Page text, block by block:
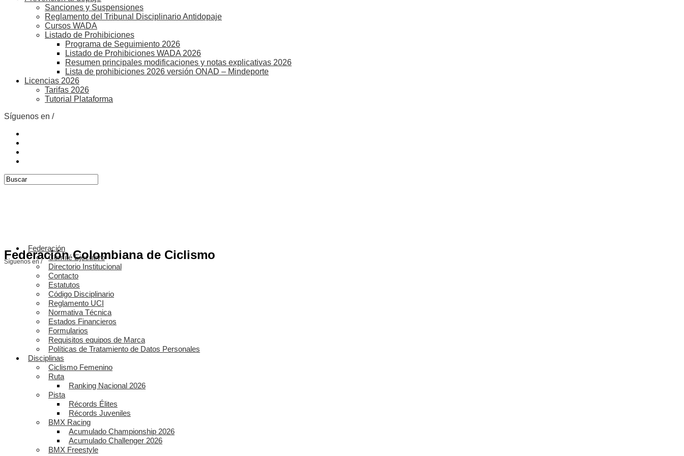
Sanciones y Suspensiones
Reglamento del Tribunal Disciplinario Antidopaje
Cursos WADA
Listado de Prohibiciones
Programa de Seguimiento 2026
Listado de Prohibiciones WADA 2026
Resumen principales modificaciones y notas explicativas 2026
Lista de prohibiciones 2026 versión ONAD – Mindeporte
Licencias 2026
Tarifas 2026
Tutorial Plataforma
Síguenos en /
Federación Colombiana de Ciclismo
Síguenos en /
Federación
Comité Ejecutivo
Directorio Institucional
Contacto
Estatutos
Código Disciplinario
Reglamento UCI
Normativa Técnica
Estados Financieros
Formularios
Requisitos equipos de Marca
Políticas de Tratamiento de Datos Personales
Disciplinas
Ciclismo Femenino
Ruta
Ranking Nacional 2026
Pista
Récords Élites
Récords Juveniles
BMX Racing
Acumulado Championship 2026
Acumulado Challenger 2026
BMX Freestyle